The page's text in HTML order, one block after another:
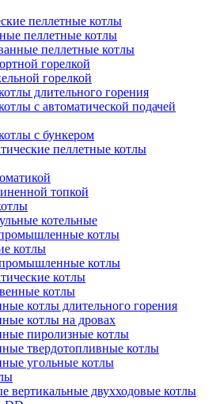
пеллетные котлы
пеллетные котлы
пеллетные котлы
горелкой
горелкой
длительного горения
с автоматической подачей
с бункером
пеллетные котлы
топкой
котельные
котлы
котлы
котлы
котлы
котлы
котлы длительного горения
котлы на дровах
пиролизные котлы
твердотопливные котлы
угольные котлы
вертикальные двухходовые котлы